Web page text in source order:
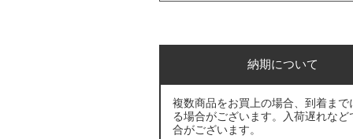
納期について
複数商品をお買上の場合、到着ま
る場合がございます。入荷遅れな
合がございます。